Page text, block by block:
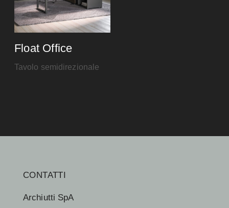
Float Office
Tavolo semidirezionale
CONTATTI
Archiutti SpA